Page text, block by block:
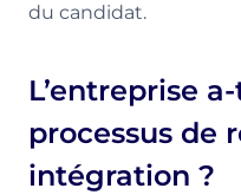
du candidat.
L’entreprise
processus de
intégration ?